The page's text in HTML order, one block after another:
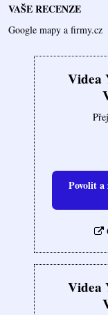
VAŠE RECENZE
Google mapy a firmy.cz
Videa
Povolit a
Videa